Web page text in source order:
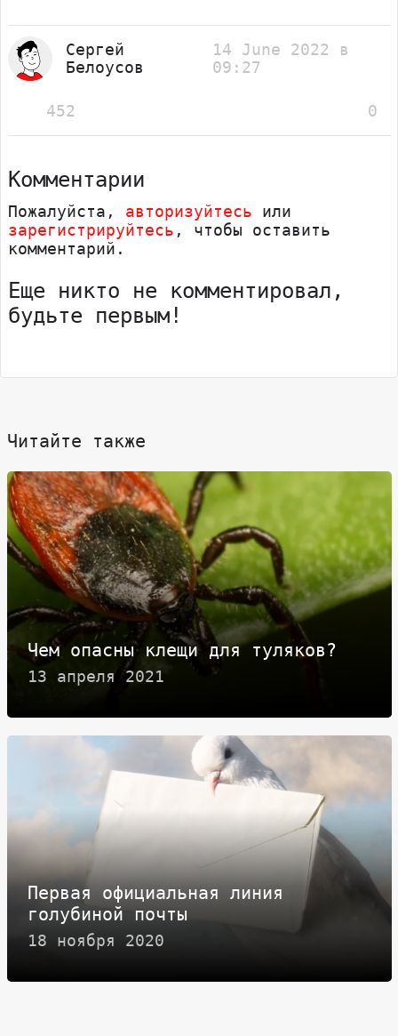
Сергей
Белоусов
14 June 2022 в
09:27
452 0
Комментарии
Пожалуйста, авторизуйтесь или
зарегистрируйтесь , чтобы оставить
комментарий.
Еще никто не комментировал,
будьте первым!
Читайте также
Чем опасны клещи для туляков?
13 апреля 2021
Первая официальная линия
голубиной почты
18 ноября 2020